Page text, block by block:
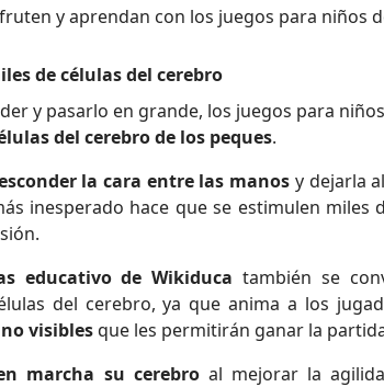
y aprendan con los juegos para niños
de células del cerebro
y pasarlo en grande, los juegos para
del cerebro de los peques.
la cara entre las manos y dejarla
inesperado hace que se estimulen miles
educativo de Wikiduca también se
del cerebro, ya que anima a los
visiblesque les permitirán ganar la
marcha su cerebroal mejorar la